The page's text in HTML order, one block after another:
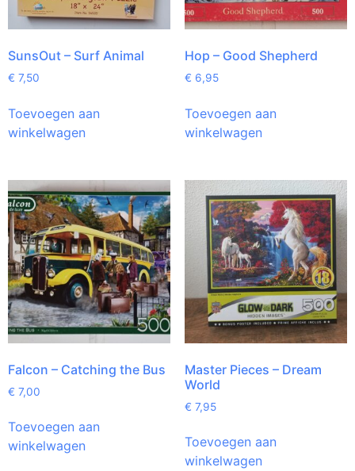
SunsOut – Surf Animal
€ 7,50
Toevoegen aan
winkelwagen
Hop – Good Shepherd
€ 6,95
Toevoegen aan
winkelwagen
Falcon – Catching the Bus
€ 7,00
Toevoegen aan
winkelwagen
Master Pieces – Dream
World
€ 7,95
Toevoegen aan
winkelwagen